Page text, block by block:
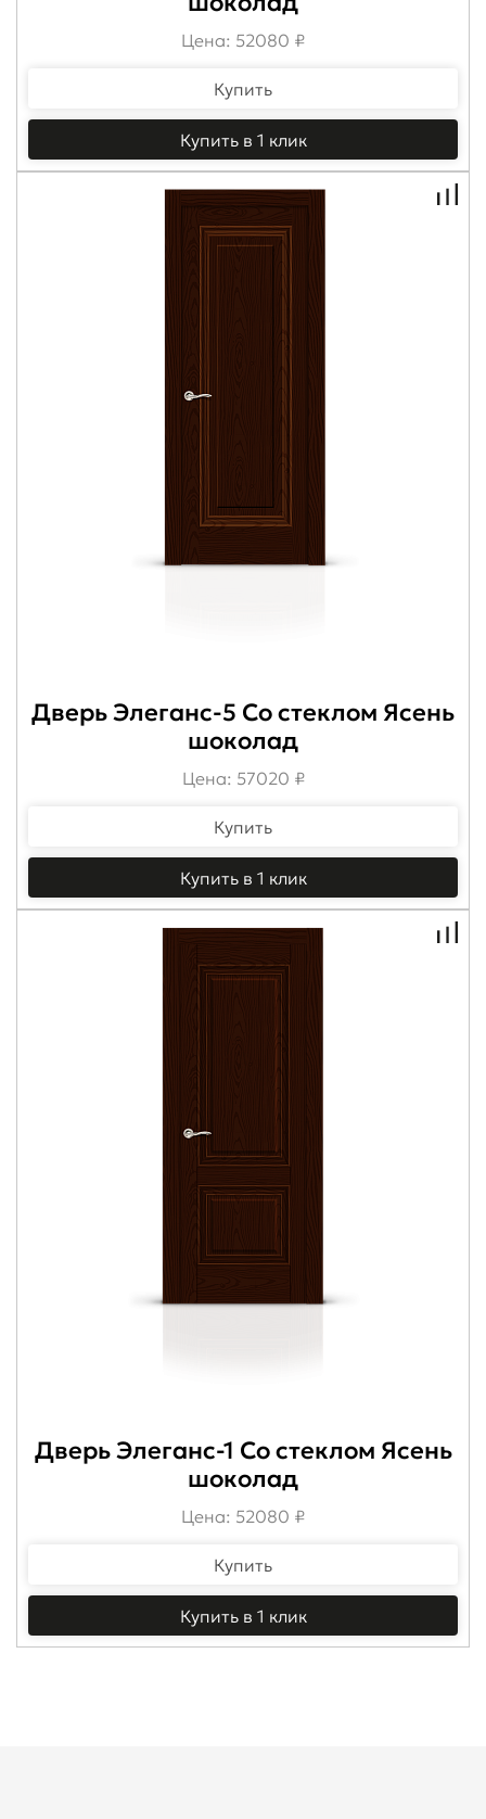
Цена: 52080 ₽
Купить
Купить в 1 клик
Дверь Элеганс-5 Со стеклом Ясень
шоколад
Цена: 57020 ₽
Купить
Купить в 1 клик
Дверь Элеганс-1 Со стеклом Ясень
шоколад
Цена: 52080 ₽
Купить
Купить в 1 клик